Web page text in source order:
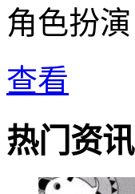
角色扮演
查看
热门资讯